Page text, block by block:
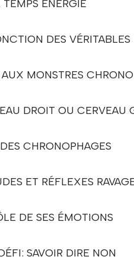
ÉNERGIE
DES VÉRITABLES
MONSTRES
DROIT OU CERVEAU
CHRONOPHAGES
ET RÉFLEXES
DE SES ÉMOTIONS
SAVOIR DIRE NON